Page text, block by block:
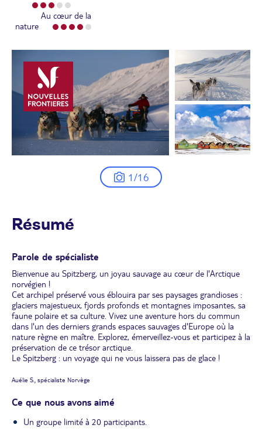
Au cœur de la
nature
1/16
Résumé
Parole de spécialiste
Bienvenue au Spitzberg, un joyau sauvage au cœur de l'Arctique
norvégien !
Cet archipel préservé vous éblouira par ses paysages grandioses :
glaciers majestueux, fjords profonds et montagnes imposantes, sa
faune polaire et sa culture. Vivez une aventure hors du commun
dans l'un des derniers grands espaces sauvages d'Europe où la
nature règne en maître. Explorez, émerveillez-vous et participez à la
préservation de ce trésor arctique.
Le Spitzberg : un voyage qui ne vous laissera pas de glace !
Auélie S., spécialiste Norvège
Ce que nous avons aimé
Un groupe limité à 20 participants.